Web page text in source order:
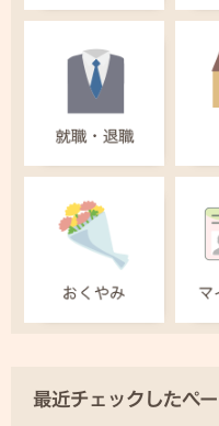
最近チェックしたペ